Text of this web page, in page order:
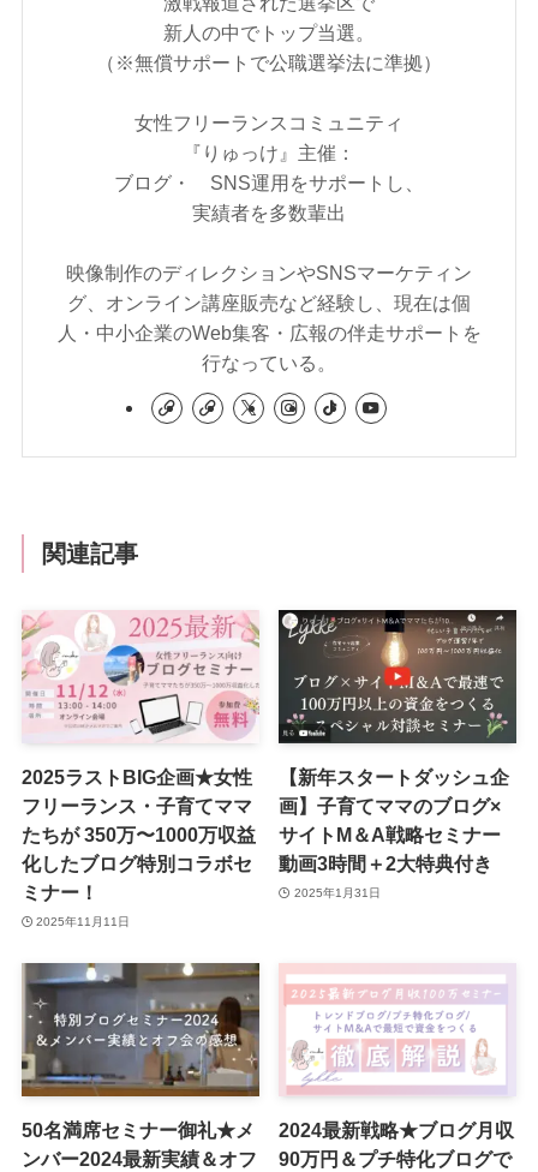
新人の中でトップ当選。
（※無償サポートで公職選挙法に準拠）
女性フリーランスコミュニティ
『りゅっけ』主催：
ブログ・ SNS運用をサポートし、
実績者を多数輩出
映像制作のディレクションやSNSマーケティン
グ、オンライン講座販売など経験し、現在は個
人・中小企業のWeb集客・広報の伴走サポートを
行なっている。
関連記事
2025ラストBIG企画★女性
フリーランス・子育てママ
たちが 350万〜1000万収益
化したブログ特別コラボセ
ミナー！
2025年11月11日
【新年スタートダッシュ企
画】子育てママのブログ×
サイトM＆A戦略セミナー
動画3時間＋2大特典付き
2025年1月31日
50名満席セミナー御礼★メ
ンバー2024最新実績＆オフ
2024最新戦略★ブログ月収
90万円＆プチ特化ブログで